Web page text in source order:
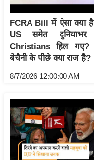
ल
बे
मि
सा
ख्सि
य
त
यं
FCRA Bill में ऐसा क्या
US समेत
Christians हिल गए?
बेचैनी के पीछे क्या राज है?
8/7/2026 12:00:00 AM